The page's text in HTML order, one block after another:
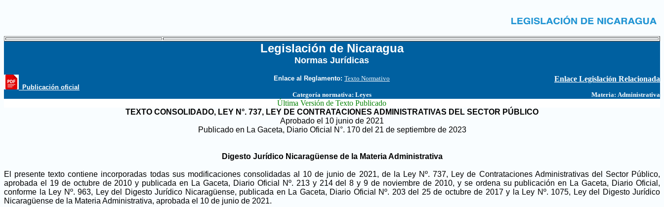
Legislación de Nicaragua
Normas Jurídicas
_Publicación oficial
Enlace al Reglamento: Texto Normativo Enlace Legislación Relacionada
Categoría normativa: Leyes Materia: Administrativa
Última Versión de Texto Publicado
TEXTO CONSOLIDADO, LEY N°. 737, LEY DE CONTRATACIONES ADMINISTRATIVAS DEL SECTOR PÚBLICO
Aprobado el 10 junio de 2021
Publicado en La Gaceta, Diario Oficial N°. 170 del 21 de septiembre de 2023
Digesto Jurídico Nicaragüense de la Materia Administrativa
El presente texto contiene incorporadas todas sus modificaciones consolidadas al 10 de junio de 2021, de la Ley Nº. 737, Ley de Contrataciones Administrativas del Sector Público,
aprobada el 19 de octubre de 2010 y publicada en La Gaceta, Diario Oficial Nº. 213 y 214 del 8 y 9 de noviembre de 2010, y se ordena su publicación en La Gaceta, Diario Oficial,
conforme la Ley Nº. 963, Ley del Digesto Jurídico Nicaragüense, publicada en La Gaceta, Diario Oficial Nº. 203 del 25 de octubre de 2017 y la Ley Nº. 1075, Ley del Digesto Jurídico
Nicaragüense de la Materia Administrativa, aprobada el 10 de junio de 2021.